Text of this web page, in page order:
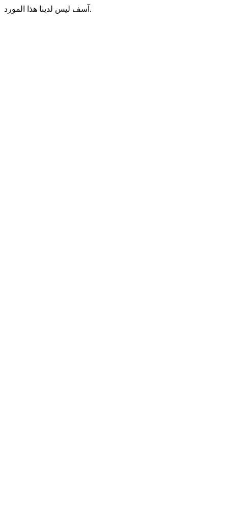
آسف ليس لدينا هذا المورد.